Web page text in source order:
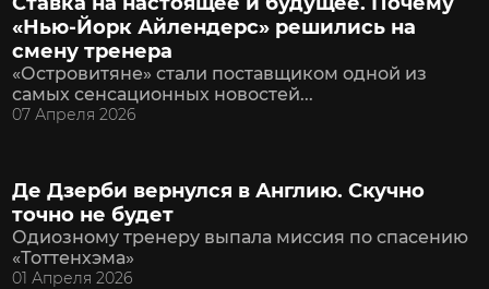
«Нью-Йорк Айлендерс» решились на
смену тренера
«Островитяне» стали поставщиком одной из
самых сенсационных новостей...
07 Апреля 2026
Де Дзерби вернулся в Англию. Скучно
точно не будет
Одиозному тренеру выпала миссия по спасению
«Тоттенхэма»
01 Апреля 2026